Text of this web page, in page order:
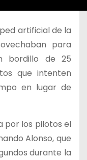
artificial de la
para
bordillo de 25
que intenten
en lugar de
por los pilotos el
Alonso, que
durante la